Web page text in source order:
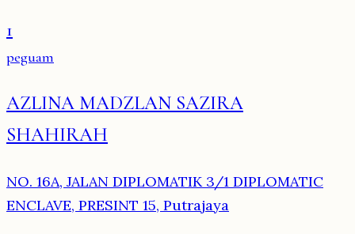
1
peguam
AZLINA MADZLAN SAZIRA
SHAHIRAH
NO. 16A, JALAN DIPLOMATIK 3/1 DIPLOMATIC
ENCLAVE, PRESINT 15, Putrajaya